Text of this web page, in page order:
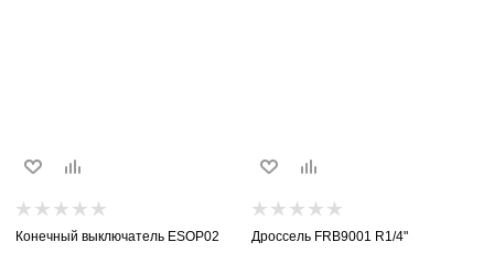
Конечный выключатель ESOP02
Дроссель FRB9001 R1/4"